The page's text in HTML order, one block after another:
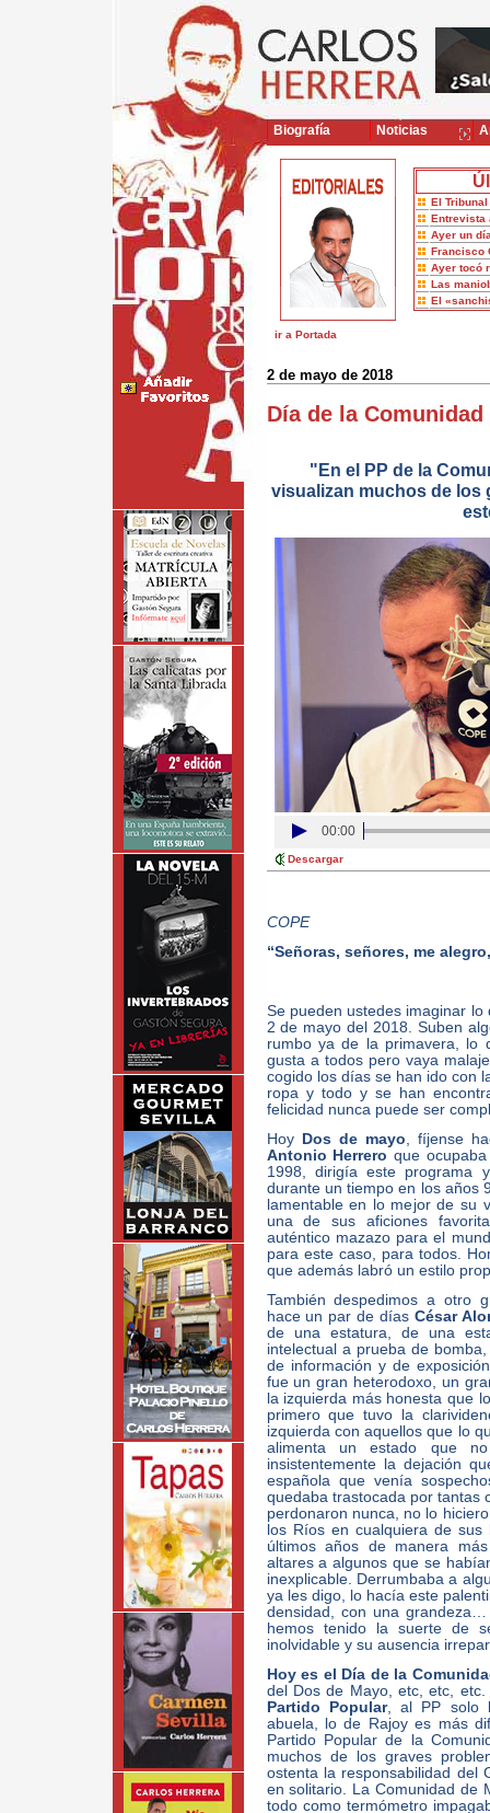
El
Entrevista
Ayer un
Francisco
Ayer tocó
Las
El
ir a Portada
2 de mayo de 2018
Día de la
"En el PP de la
visualizan muchos de los
00:00
Descargar
COPE
“Señoras, señores, me
Se pueden ustedes imaginar
2 de mayo del 2018. Suben
rumbo ya de la primavera, lo
gusta a todos pero vaya
cogido los días se han ido con
ropa y todo y se han
felicidad nunca puede ser
Hoy
Dos de mayo, fíjense
Antonio Herrero que
1998, dirigía este programa
durante un tiempo en los años
lamentable en lo mejor de su
una de sus aficiones
auténtico mazazo para el
para este caso, para todos.
que además labró un estilo
También despedimos a otro
hace un par de días César
de una estatura, de una
intelectual a prueba de
de información y de
fue un gran heterodoxo, un
la izquierda más honesta que
primero que tuvo la
izquierda con aquellos que lo
alimenta un estado que
insistentemente la dejación
española que venía
quedaba trastocada por tantas
perdonaron nunca, no lo
los Ríos en cualquiera de
últimos años de manera
altares a algunos que se
inexplicable. Derrumbaba a
ya les digo, lo hacía este
densidad, con una
hemos tenido la suerte de
inolvidable y su ausencia
Hoy es el Día de la
del Dos de Mayo, etc, etc,
Partido Popular, al PP solo
abuela, lo de Rajoy es más
Partido Popular de la
muchos de los graves
ostenta la responsabilidad del
en solitario. La Comunidad de
todo como termómetro
Biografía Noticias